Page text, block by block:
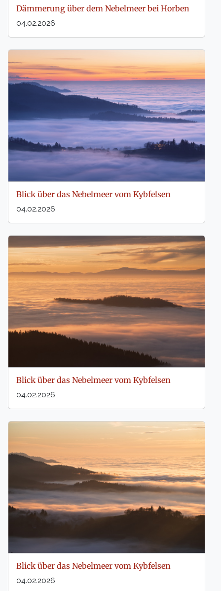
Dämmerung über dem Nebelmeer bei Horben
04.02.2026
Blick über das Nebelmeer vom Kybfelsen
04.02.2026
Blick über das Nebelmeer vom Kybfelsen
04.02.2026
Blick über das Nebelmeer vom Kybfelsen
04.02.2026